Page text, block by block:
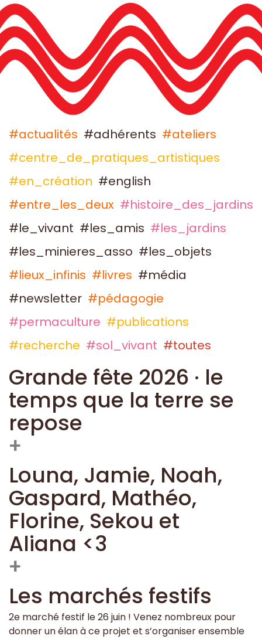
#actualités #adhérents #ateliers
#centre_de_pratiques_artistiques
#en_création #english
#entre_les_deux #histoire_des_jardins
#le_vivant #les_amis #les_jardins
#les_minieres_asso #les_objets
#lieux_infinis #livres #média
#newsletter #pédagogie
#permaculture #publications
#recherche #sol_vivant #toutes
Grande fête 2026 · le
temps que la terre se
repose
+
Louna, Jamie, Noah,
Gaspard, Mathéo,
Florine, Sekou et
Aliana <3
+
Les marchés festifs
2e marché festif le 26 juin ! Venez nombreux pour
donner un élan à ce projet et s’organiser ensemble